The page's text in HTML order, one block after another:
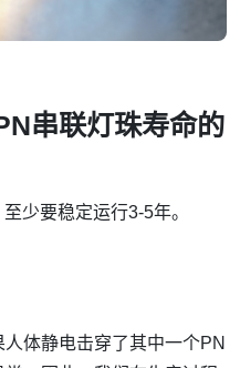
串联灯珠寿命的
少要稳定运行3-5年。
体静电击穿了其中一个PN